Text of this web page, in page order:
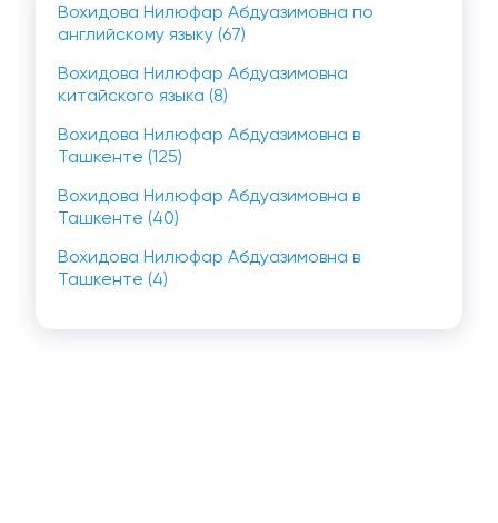
Вохидова Нилюфар Абдуазимовна по
английскому языку (67)
Вохидова Нилюфар Абдуазимовна
китайского языка (8)
Вохидова Нилюфар Абдуазимовна в
Ташкенте (125)
Вохидова Нилюфар Абдуазимовна в
Ташкенте (40)
Вохидова Нилюфар Абдуазимовна в
Ташкенте (4)